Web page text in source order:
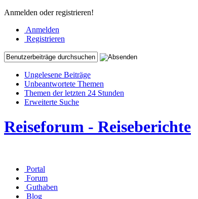
Anmelden oder registrieren!
Anmelden
Registrieren
Ungelesene Beiträge
Unbeantwortete Themen
Themen der letzten 24 Stunden
Erweiterte Suche
Reiseforum - Reiseberichte
Portal
Forum
Guthaben
Blog